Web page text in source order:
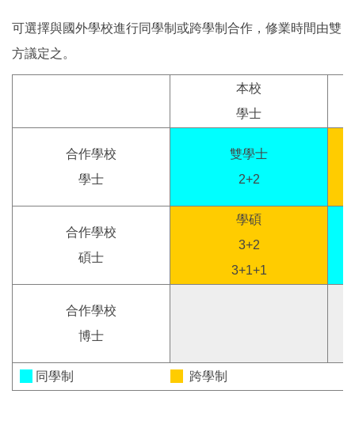
國際化補助
可選擇與國外學校進行同學制或跨學制合作，修業時間由雙
方議定之。
本校
學士
合作學校
學士
雙學士
2+2
合作學校
碩士
學碩
3+2
3+1+1
合作學校
博士
同學制 跨學制